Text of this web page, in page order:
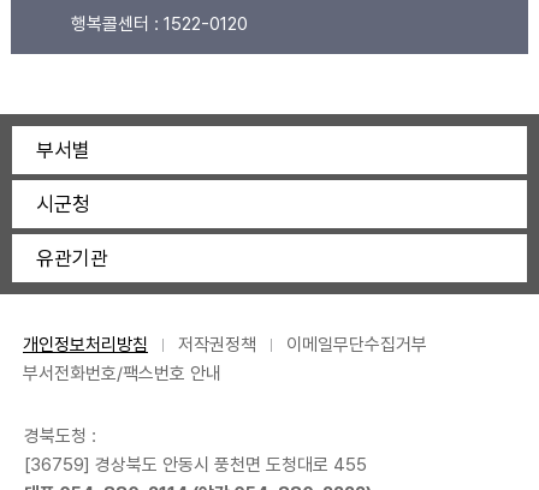
행복콜센터 : 1522-0120
부서별
시군청
유관기관
개인정보처리방침 저작권정책
이메일무단수집거부
부서전화번호/팩스번호 안내
경북도청 :
[36759] 경상북도 안동시 풍천면 도청대로 455